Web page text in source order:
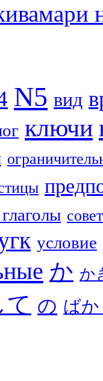
N5 вид
ключи
совет
условие
か か
て の ば